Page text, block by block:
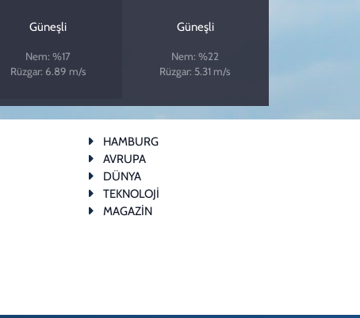
Güneşli
Nem: %17
Rüzgar: 6.89 m/s
Güneşli
Nem: %22
Rüzgar: 5.31 m/s
HAMBURG
AVRUPA
DÜNYA
TEKNOLOJİ
MAGAZİN